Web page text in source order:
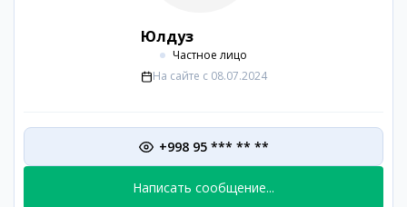
Юлдуз
Частное лицо
На сайте с 08.07.2024
+998 95 *** ** **
Написать сообщение...